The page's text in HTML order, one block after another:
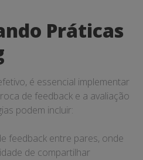
Práticas
é essencial implementar
de feedback e a avaliação
podem incluir:
feedback entre pares, onde
de compartilhar